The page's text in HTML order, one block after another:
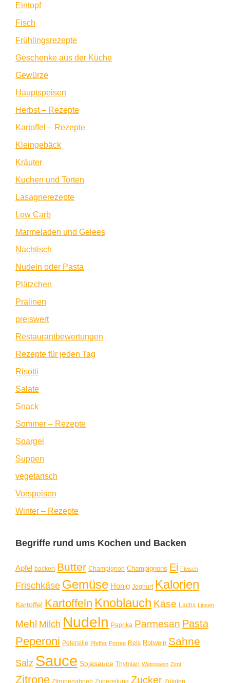
Eintopf
Fisch
Frühlingsrezepte
Geschenke aus der Küche
Gewürze
Hauptspeisen
Herbst – Rezepte
Kartoffel – Rezepte
Kleingebäck
Kräuter
Kuchen und Torten
Lasagnerezepte
Low Carb
Marmeladen und Gelees
Nachtisch
Nudeln oder Pasta
Plätzchen
Pralinen
preiswert
Restaurantbewertungen
Rezepte für jeden Tag
Risotti
Salate
Snack
Sommer – Rezepte
Spargel
Suppen
vegetarisch
Vorspeisen
Winter – Rezepte
Begriffe rund ums Kochen und Backen
Apfel backen Butter Champignon Champignons Ei Fleisch
Frischkäse Gemüse Honig Joghurt Kalorien
Kartoffel Kartoffeln Knoblauch Käse Lachs Linsen
Mehl Milch Nudeln Paprika Parmesan Pasta
Peperoni Petersilie Pfeffer Porree Reis Rotwein Sahne
Salz Sauce Sojasauce Thymian Weisswein Zimt
Zitrone Zitronenabrieb Zubereitung Zucker Zutaten